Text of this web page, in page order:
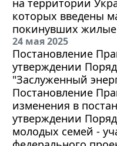
которых введены
покинувших
24 мая 2025
Постановление
утверждении
"Заслуженный
Постановление
изменения в
утверждении
молодых семей -